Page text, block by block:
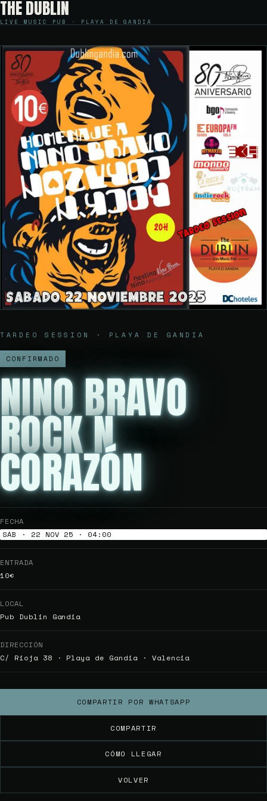
THE DUBLIN
LIVE MUSIC PUB · PLAYA DE GANDIA
TARDEO SESSION · PLAYA DE GANDIA
CONFIRMADO
NINO BRAVO
ROCK N
CORAZÓN
FECHA
SÁB · 22 NOV 25 · 04:00
ENTRADA
10€
LOCAL
Pub Dublin Gandia
DIRECCIÓN
C/ Rioja 38 · Playa de Gandia · Valencia
COMPARTIR POR WHATSAPP
COMPARTIR
CÓMO LLEGAR
VOLVER